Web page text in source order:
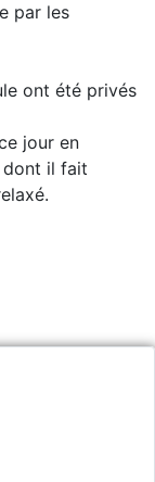
par les
ont été privés
jour en
dont il fait